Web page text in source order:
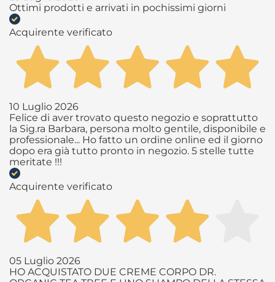
Ottimi prodotti e arrivati in pochissimi giorni
Acquirente verificato
10 Luglio 2026
Felice di aver trovato questo negozio e soprattutto
la Sig.ra Barbara, persona molto gentile, disponibile e
professionale... Ho fatto un ordine online ed il giorno
dopo era già tutto pronto in negozio. 5 stelle tutte
meritate !!!
Acquirente verificato
05 Luglio 2026
HO ACQUISTATO DUE CREME CORPO DR.